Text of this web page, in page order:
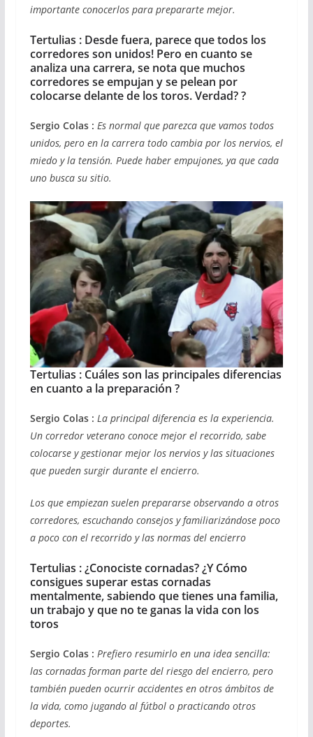
importante conocerlos para prepararte mejor.
Tertulias : Desde fuera, parece que todos los
corredores son unidos! Pero en cuanto se
analiza una carrera, se nota que muchos
corredores se empujan y se pelean por
colocarse delante de los toros. Verdad? ?
Sergio Colas : Es normal que parezca que vamos todos
unidos, pero en la carrera todo cambia por los nervios, el
miedo y la tensión. Puede haber empujones, ya que cada
uno busca su sitio.
Tertulias : Cuáles son las principales diferencias
en cuanto a la preparación ?
Sergio Colas : La principal diferencia es la experiencia.
Un corredor veterano conoce mejor el recorrido, sabe
colocarse y gestionar mejor los nervios y las situaciones
que pueden surgir durante el encierro.
Los que empiezan suelen prepararse observando a otros
corredores, escuchando consejos y familiarizándose poco
a poco con el recorrido y las normas del encierro
Tertulias : ¿Conociste cornadas? ¿Y Cómo
consigues superar estas cornadas
mentalmente, sabiendo que tienes una familia,
un trabajo y que no te ganas la vida con los
toros
Sergio Colas : Prefiero resumirlo en una idea sencilla:
las cornadas forman parte del riesgo del encierro, pero
también pueden ocurrir accidentes en otros ámbitos de
la vida, como jugando al fútbol o practicando otros
deportes.